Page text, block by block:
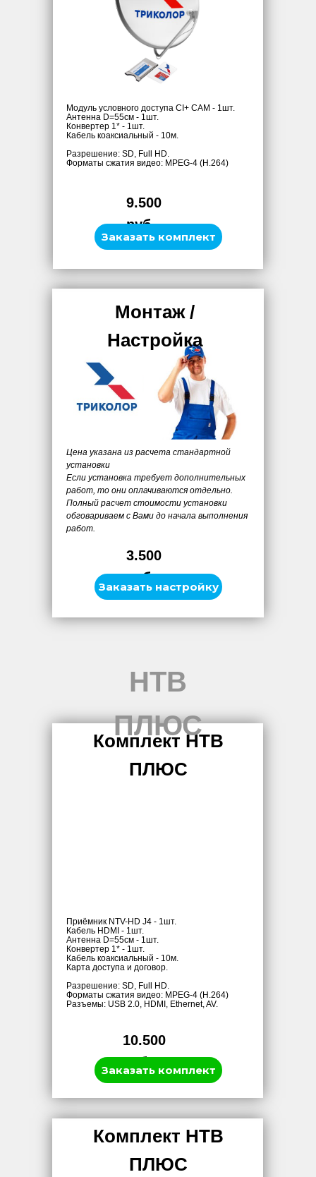
Модуль условного доступа CI+ CAM - 1шт.
Антенна D=55см - 1шт.
Конвертер 1* - 1шт.
Кабель коаксиальный - 10м.
Разрешение: SD, Full HD.
Форматы сжатия видео: MPEG-4 (H.264)
Монтаж /
Настройка
9.500
руб.
3.500
руб.
Цена указана из расчета стандартной
установки
Если установка требует дополнительных
работ, то они оплачиваются отдельно.
Полный расчет стоимости установки
обговариваем с Вами до начала выполнения
работ.
Заказать комплект
Заказать настройку
Комплект НТВ
ПЛЮС
Приёмник NTV-HD J4 - 1шт.
Кабель HDMI - 1шт.
Антенна D=55см - 1шт.
Конвертер 1* - 1шт.
Кабель коаксиальный - 10м.
Карта доступа и договор.
Разрешение: SD, Full HD.
Форматы сжатия видео: MPEG-4 (H.264)
Разъемы: USB 2.0, HDMI, Ethernet, AV.
Комплект НТВ
ПЛЮС
10.500
руб.
НТВ
ПЛЮС
Заказать комплект